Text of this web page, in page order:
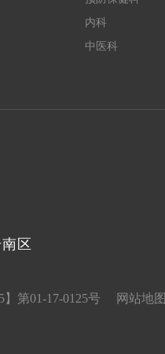
内科
中医科
区
】第01-17-0125号
网站地图